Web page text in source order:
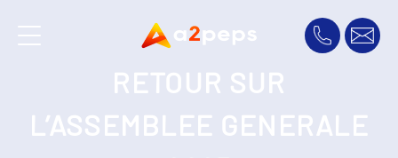
RETOUR SUR
L’ASSEMBLEE GENERALE